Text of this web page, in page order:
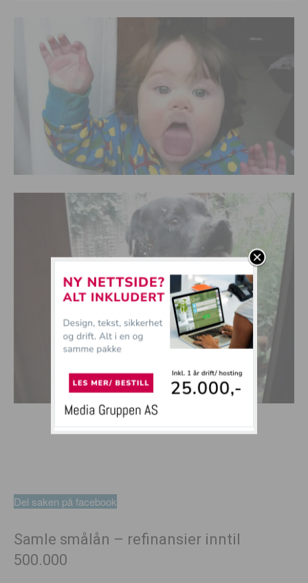
Del saken på facebook
Samle smålån – refinansier inntil
500.000